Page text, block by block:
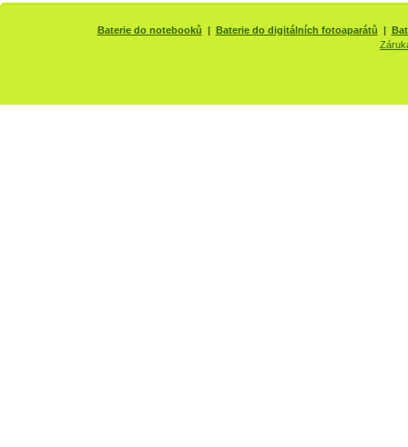
Baterie do notebooků | Baterie do digitálních fotoaparátů |